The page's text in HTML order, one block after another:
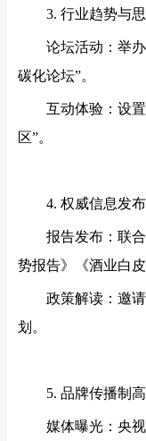
3. 行业趋势与
论坛活动：举办
碳化论坛”。
互动体验：设置
区”。
4. 权威信息发
报告发布：联
势报告》《酒业白
政策解读：邀
划。
5. 品牌传播制
媒体曝光：央